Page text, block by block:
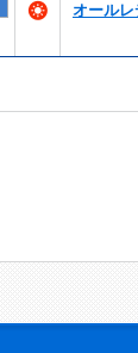
オール